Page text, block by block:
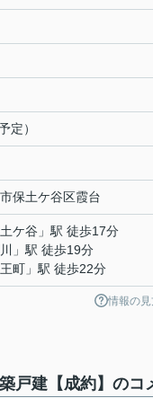
定）
保土ケ谷区霞台
ケ谷 」駅 徒歩17分
」駅 徒歩19分
町 」駅 徒歩22分
情報の
建【成約】のコ